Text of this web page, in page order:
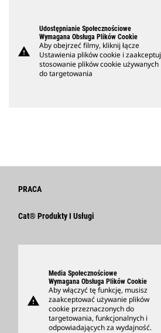
warning
Udostępnianie Społecznościowe
Wymagana Obsługa Plików Cookie
Aby obejrzeć filmy, kliknij łącze
Ustawienia plików cookie i zaakceptuj
stosowanie plików cookie używanych
do targetowania
PRACA
Dlaczego Caterpillar?
Szukaj I Zastosuj
Cat® Produkty I Usługi
Support
Kup Artykuły Handlowe
Znajdź Dealera
warning
Media Społecznościowe
Wymagana Obsługa Plików Cookie
Aby włączyć tę funkcję, musisz
zaakceptować używanie plików
cookie przeznaczonych do
targetowania, funkcjonalnych i
odpowiadających za wydajność.